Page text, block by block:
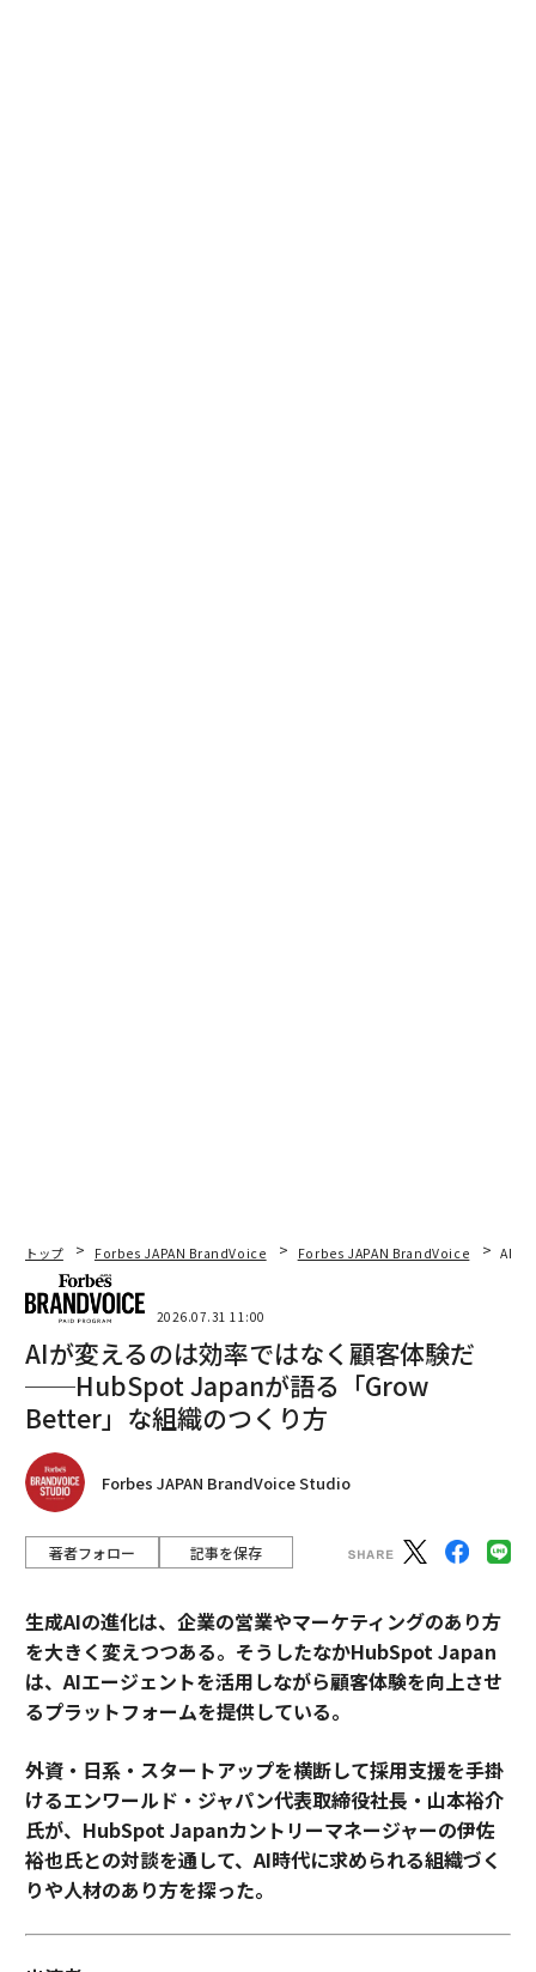
トップ Forbes JAPAN BrandVoice Forbes JAPAN BrandVoice AIが
2026.07.31 11:00
AIが変えるのは効率ではなく顧客体験だ
──HubSpot Japanが語る「Grow
Better」な組織のつくり方
Forbes JAPAN BrandVoice Studio
著者フォロー 記事を保存
生成AIの進化は、企業の営業やマーケティングのあり方
を大きく変えつつある。そうしたなかHubSpot Japan
は、AIエージェントを活用しながら顧客体験を向上させ
るプラットフォームを提供している。
外資・日系・スタートアップを横断して採用支援を手掛
けるエンワールド・ジャパン代表取締役社長・山本裕介
氏が、HubSpot Japanカントリーマネージャーの伊佐
裕也氏との対談を通して、AI時代に求められる組織づく
りや人材のあり方を探った。